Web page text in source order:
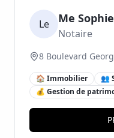
Le Me
Notaire
8 Boulevard
🏠 Immobilier 👥
💰 Gestion de